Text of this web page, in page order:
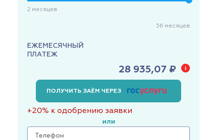
2 месяцев
36 месяцев
ЕЖЕМЕСЯЧНЫЙ
ПЛАТЕЖ
28 935,07 ₽
ПОЛУЧИТЬ ЗАЁМ ЧЕРЕЗ
+20% к одобрению заявки
или